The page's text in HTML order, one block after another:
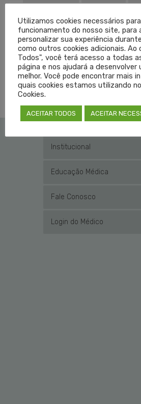
PUBLICADO EM CORONAVÍRUS,DESTAQUES,
Institucional
Educação Médica
Fale Conosco
Login do Médico
Utilizamos cookies necessários
funcionamento do nosso site, para
personalizar sua experiência
como outros cookies adicionais. Ao
Todos", você terá acesso a todas
página e nos ajudará a
melhor. Você pode encontrar mais
quais cookies estamos utilizando
Cookies.
ACEITAR TODOS ACEITAR